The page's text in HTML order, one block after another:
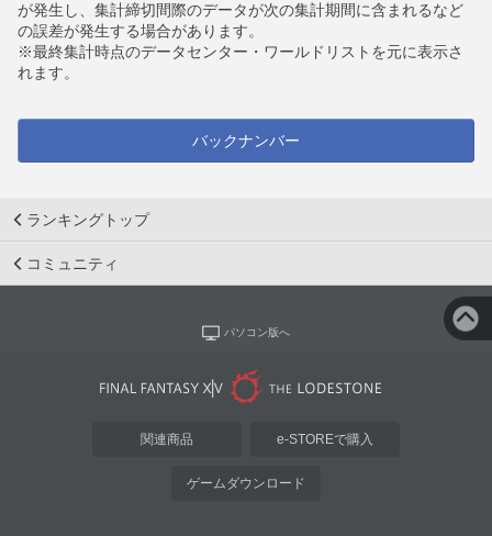
が発生し、集計締切間際のデータが次の集計期間に含まれるなど
の誤差が発生する場合があります。
※最終集計時点のデータセンター・ワールドリストを元に表示さ
れます。
バックナンバー
ランキングトップ
コミュニティ
パソコン版へ
関連商品 e-STOREで購入
ゲームダウンロード